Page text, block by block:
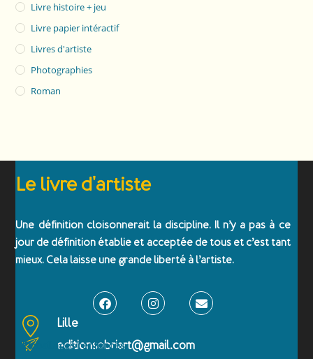
Livre histoire + jeu
Livre papier intéractif
Livres d'artiste
Photographies
Roman
Le livre d'artiste
Une définition cloisonnerait la discipline. Il n’y a pas à ce
jour de définition établie et acceptée de tous et c’est tant
mieux. Cela laisse une grande liberté à l’artiste.
Lille
editionsobriart@gmail.com
Emballages renforcés